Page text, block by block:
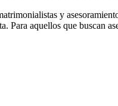
y
Para aquellos que buscan